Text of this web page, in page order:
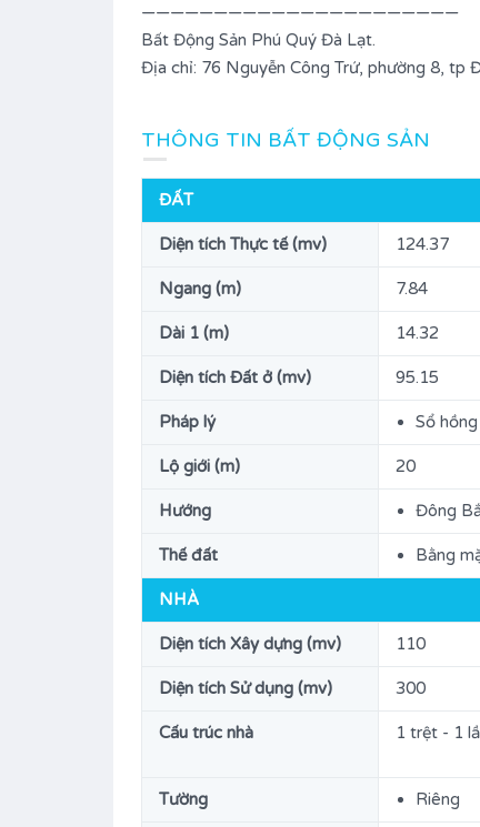
——————————————————————
Bất Động Sản Phú Quý Đà Lạt.
Địa chỉ: 76 Nguyễn Công Trứ, phường 8, tp
THÔNG TIN BẤT ĐỘNG SẢN
ĐẤT
Diện tích Thực tế (mv) 124.37
Ngang (m) 7.84
Dài 1 (m) 14.32
Diện tích Đất ở (mv) 95.15
Pháp lý Sổ hồng
Lộ giới (m) 20
Hướng Đông
Thế đất Bằng
NHÀ
Diện tích Xây dựng (mv) 110
Diện tích Sử dụng (mv) 300
Cấu trúc nhà 1 trệt - 1
Tường Riêng
Phường 7 – Tp. Đà Lạt.
22.000.000.000đ
BÁN
Diện tích
Bất động sản Bán, Đất ở